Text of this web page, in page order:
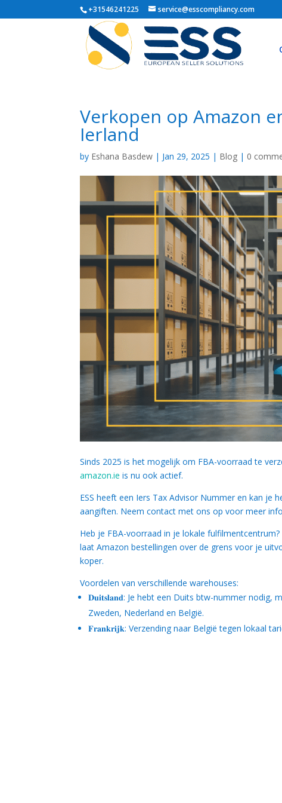
+31546241225 service@esscompliancy.com
Verkopen op Amazon
Ierland
by Eshana Basdew | Jan 29, 2025 | Blog | 0
Sinds 2025 is het mogelijk om FBA-voorraad te
amazon.ie is nu ook actief.
ESS heeft een Iers Tax Advisor Nummer en kan je
aangiften. Neem contact met ons op voor meer
Heb je FBA-voorraad in je lokale
laat Amazon bestellingen over de grens voor je
koper.
Voordelen van verschillende warehouses:
𝐃𝐮𝐢𝐭𝐬𝐥𝐚𝐧𝐝: Je hebt een Duits btw-nummer
Zweden, Nederland en België.
𝐅𝐫𝐚𝐧𝐤𝐫𝐢𝐣𝐤: Verzending naar België tegen lokaal